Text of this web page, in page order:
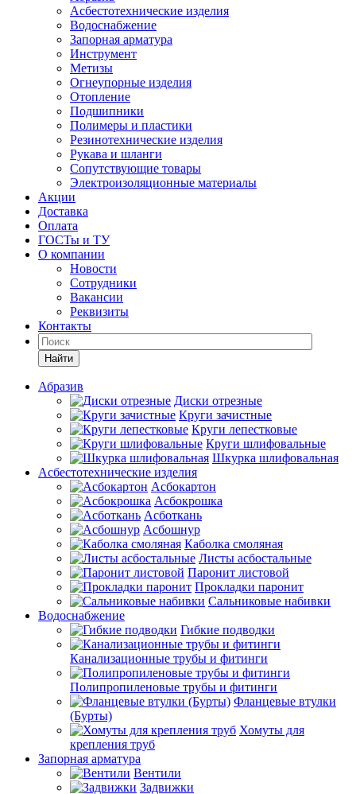
Асбестотехнические изделия
Водоснабжение
Запорная арматура
Инструмент
Метизы
Огнеупорные изделия
Отопление
Подшипники
Полимеры и пластики
Резинотехнические изделия
Рукава и шланги
Сопутствующие товары
Электроизоляционные материалы
Акции
Доставка
Оплата
ГОСТы и ТУ
О компании
Новости
Сотрудники
Вакансии
Реквизиты
Контакты
Найти
Абразив
Диски отрезные
Круги зачистные
Круги лепестковые
Круги шлифовальные
Шкурка шлифовальная
Асбестотехнические изделия
Асбокартон
Асбокрошка
Асботкань
Асбошнур
Каболка смоляная
Листы асбостальные
Паронит листовой
Прокладки паронит
Сальниковые набивки
Водоснабжение
Гибкие подводки
Канализационные трубы и фитинги
Полипропиленовые трубы и фитинги
Фланцевые втулки
(Бурты)
Хомуты для
крепления труб
Запорная арматура
Вентили
Задвижки